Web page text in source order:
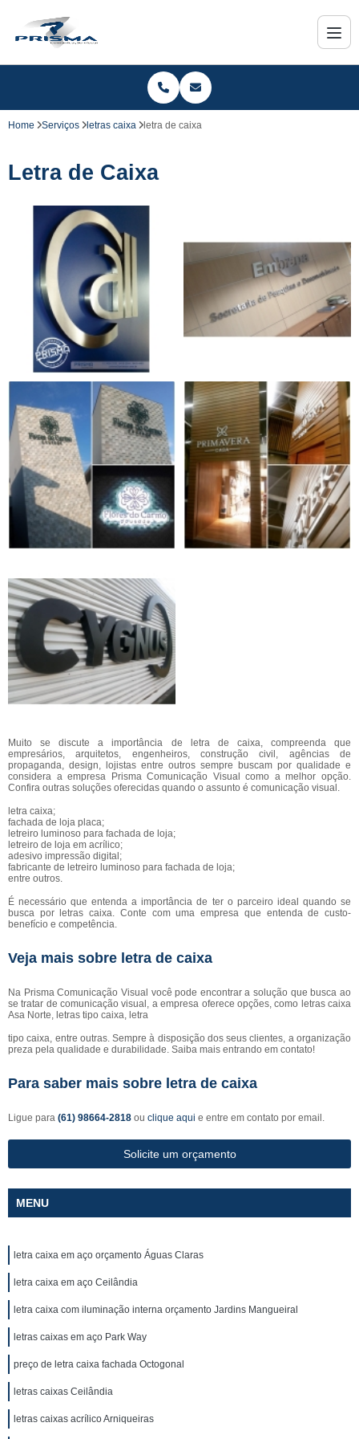
Home Serviços letras caixa letra de caixa
Letra de Caixa
Muito se discute a importância de letra de caixa, compreenda que
empresários, arquitetos, engenheiros, construção civil, agências de
propaganda, design, lojistas entre outros sempre buscam por qualidade e
considera a empresa Prisma Comunicação Visual como a melhor opção.
Confira outras soluções oferecidas quando o assunto é comunicação visual.
letra caixa;
fachada de loja placa;
letreiro luminoso para fachada de loja;
letreiro de loja em acrílico;
adesivo impressão digital;
fabricante de letreiro luminoso para fachada de loja;
entre outros.
É necessário que entenda a importância de ter o parceiro ideal quando se
busca por letras caixa. Conte com uma empresa que entenda de custo-
benefício e competência.
Veja mais sobre letra de caixa
Na Prisma Comunicação Visual você pode encontrar a solução que busca ao
se tratar de comunicação visual, a empresa oferece opções, como letras caixa
Asa Norte, letras tipo caixa, letra
tipo caixa, entre outras. Sempre à disposição dos seus clientes, a organização
preza pela qualidade e durabilidade. Saiba mais entrando em contato!
Para saber mais sobre letra de caixa
Ligue para (61) 98664-2818 ou clique aqui e entre em contato por email.
Solicite um orçamento
MENU
letra caixa em aço orçamento Águas Claras
letra caixa em aço Ceilândia
letra caixa com iluminação interna orçamento Jardins Mangueiral
letras caixas em aço Park Way
preço de letra caixa fachada Octogonal
letras caixas Ceilândia
letras caixas acrílico Arniqueiras